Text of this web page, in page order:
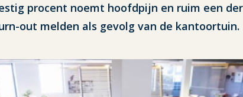
procent noemt hoofdpijn en ruim een
out melden als gevolg van de kantoortuin.